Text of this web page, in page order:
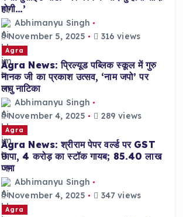
होगी…’
Abhimanyu Singh
November 5, 2025
316 views
Agra
Agra News: प्रिल्यूड पब्लिक स्कूल में गुरु
नानक जी का प्रकाश उत्सव, ‘नाम जपो’ पर
लघु नाटिका
Abhimanyu Singh
November 4, 2025
289 views
Agra
Agra News: श्रीराम पेपर वर्ल्ड पर GST
छापा, 4 करोड़ का स्टॉक गायब; 85.40 लाख
जमा
Abhimanyu Singh
November 4, 2025
347 views
Agra